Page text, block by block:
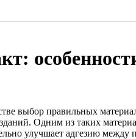
выбор правильных
Одним из таких
улучшает адгезию